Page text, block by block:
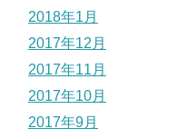
2018年1月
2017年12月
2017年11月
2017年10月
2017年9月